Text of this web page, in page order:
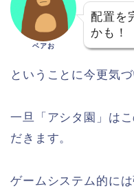
ベアお
配置を
かも！
ということに今更気づ
一旦「アシタ園」は
だきます。
ゲームシステム的に